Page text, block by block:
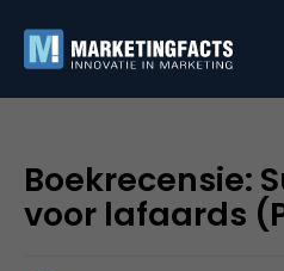
Boekrecensie:
voor lafaards